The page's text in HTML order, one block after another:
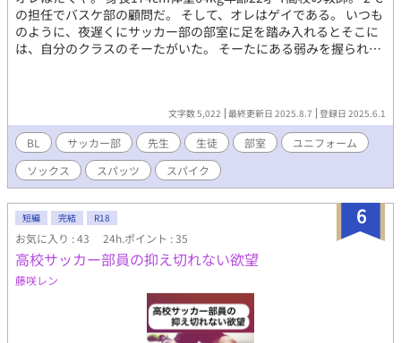
の担任でバスケ部の顧問だ。 そして、オレはゲイである。 いつも
のように、夜遅くにサッカー部の部室に足を踏み入れるとそこに
は、自分のクラスのそーたがいた。 そーたにある弱みを握られ…
文字数 5,022 最終更新日 2025.8.7 登録日 2025.6.1
BL サッカー部 先生 生徒 部室
ユニフォーム
ソックス
スパッツ スパイク
6
短編 完結 R18
お気に入り : 43 24h.ポイント : 35
高校サッカー部員の抑え切れない欲望
藤咲レン